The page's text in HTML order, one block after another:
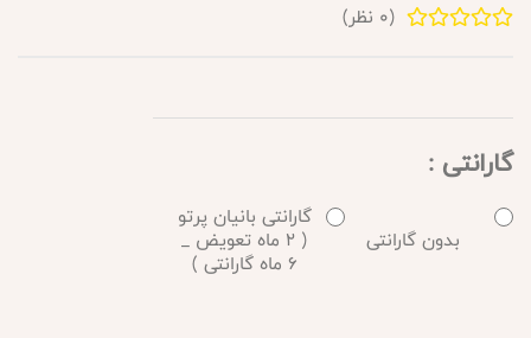
(
0 نظر)
گارانتی :
بدون گارانتی
گارانتی بانیان پرتو
( 2 ماه تعویض _
6 ماه گارانتی )